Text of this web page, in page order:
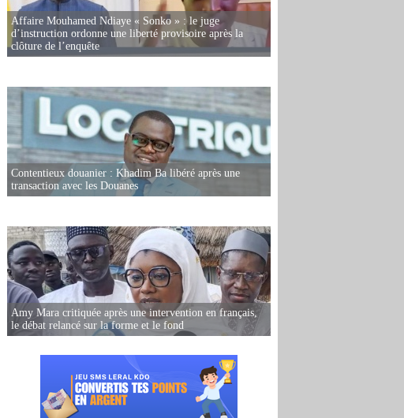
Affaire Mouhamed Ndiaye « Sonko » : le juge
d’instruction ordonne une liberté provisoire après la
clôture de l’enquête
Contentieux douanier : Khadim Ba libéré après une
transaction avec les Douanes
Amy Mara critiquée après une intervention en français,
le débat relancé sur la forme et le fond